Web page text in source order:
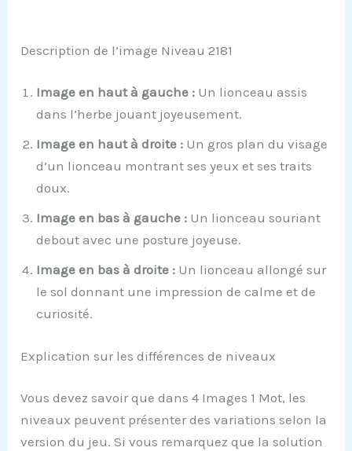
Description de l’image Niveau 2181
Image en haut à gauche : Un lionceau assis
dans l’herbe jouant joyeusement.
Image en haut à droite : Un gros plan du visage
d’un lionceau montrant ses yeux et ses traits
doux.
Image en bas à gauche : Un lionceau souriant
debout avec une posture joyeuse.
Image en bas à droite : Un lionceau allongé sur
le sol donnant une impression de calme et de
curiosité.
Explication sur les différences de niveaux
Vous devez savoir que dans 4 Images 1 Mot, les
niveaux peuvent présenter des variations selon la
version du jeu. Si vous remarquez que la solution